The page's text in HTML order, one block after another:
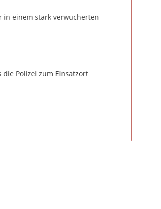
in einem stark verwucherten
Polizei zum Einsatzort